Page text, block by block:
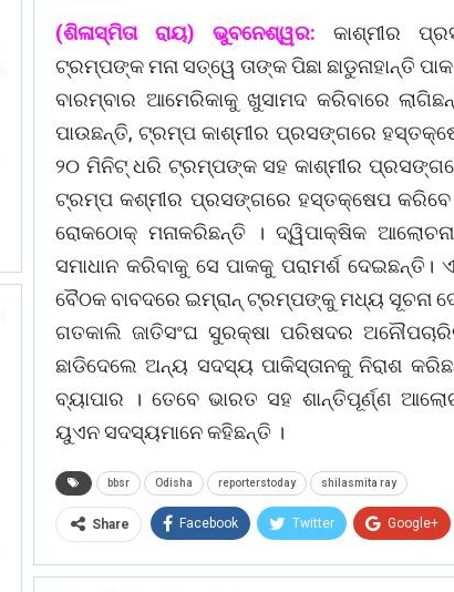
(ଶିଳାସ୍ମିତା ରାୟ) ଭୁବନେଶ୍ୱର:
କାଶ୍ମୀର
ଟ୍ରମ୍ପଙ୍କ ମନା ସତ୍ୱେ ତାଙ୍କ ପିଛା ଛାଡୁନାହାନ୍ତି
ବାରମ୍ବାର ଆମେରିକାକୁ ଖୁସାମଦ କରିବାରେ
ପାଉଛନ୍ତି, ଟ୍ରମ୍ପ କାଶ୍ମୀର ପ୍ରସଙ୍ଗରେ
୨୦ ମିନିଟ୍ ଧରି ଟ୍ରମ୍ପଙ୍କ ସହ କାଶ୍ମୀର
ଟ୍ରମ୍ପ କଶ୍ମୀର ପ୍ରସଙ୍ଗରେ ହସ୍ତକ୍ଷେପ
ରୋକଠୋକ୍ ମନାକରିଛନ୍ତି । ଦ୍ୱିପାକ୍ଷିକ
ସମାଧାନ କରିବାକୁ ସେ ପାକକୁ ପରାମର୍ଶ
ବୈଠକ ବାବଦରେ ଇମ୍ରାନ୍ ଟ୍ରମ୍ପଙ୍କୁ ମଧ୍ୟ ସୂଚନା
ଗତକାଲି ଜାତିସଂଘ ସୁରକ୍ଷା ପରିଷଦର
ଛାଡିଦେଲେ ଅନ୍ୟ ସଦସ୍ୟ ପାକିସ୍ତାନକୁ ନିରାଶ
ବ୍ୟାପାର । ତେବେ ଭାରତ ସହ ଶାନ୍ତିପୂର୍ଣ୍ଣ
ୟୁଏନ ସଦସ୍ୟମାନେ କହିଛନ୍ତି ।
bbsr Odisha reporterstoday shilasmita ray
Share Facebook Twitter Google+